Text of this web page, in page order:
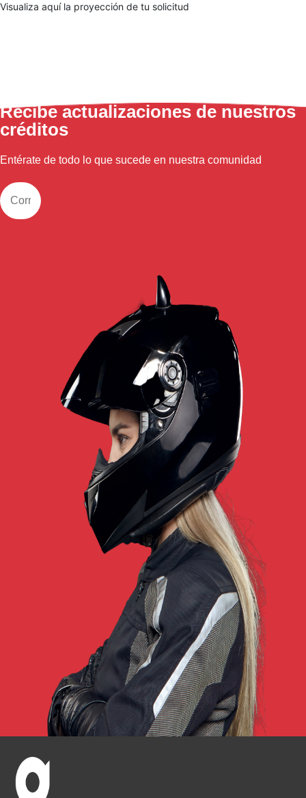
Visualiza aquí la proyección de tu solicitud
Recibe actualizaciones de nuestros
créditos
Entérate de todo lo que sucede en nuestra comunidad